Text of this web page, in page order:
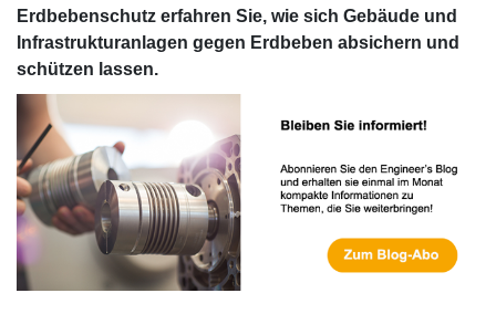
Erdbebenschutz erfahren Sie, wie sich Gebäude und
Infrastrukturanlagen gegen Erdbeben absichern und
schützen lassen.